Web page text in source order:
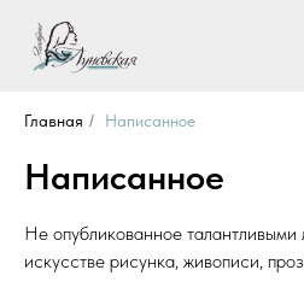
Главная / Написанное
Написанное
Не опубликованное
искусстве рисунка, живописи,